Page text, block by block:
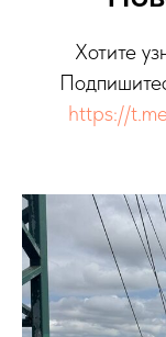
Хотите
https://